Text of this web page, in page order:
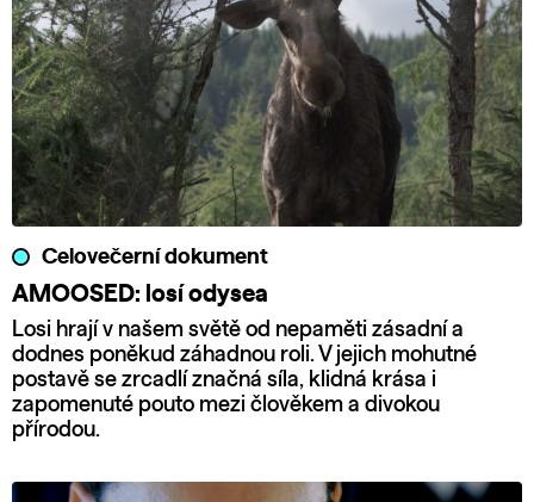
Celovečerní dokument
AMOOSED: losí odysea
Losi hrají v našem světě od nepaměti zásadní a
dodnes poněkud záhadnou roli. V jejich mohutné
postavě se zrcadlí značná síla, klidná krása i
zapomenuté pouto mezi člověkem a divokou
přírodou.